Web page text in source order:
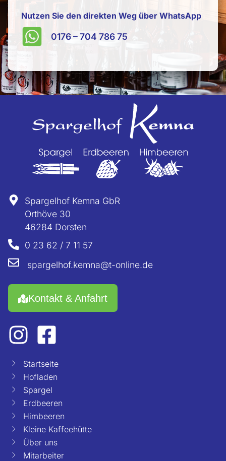
Nutzen Sie den direkten Weg über WhatsApp
0176 – 704 786 75
Spargelhof Kemna GbR
Orthöve 30
46284 Dorsten
0 23 62 / 7 11 57
spargelhof.kemna@t-online.de
Kontakt & Anfahrt
Startseite
Hofladen
Spargel
Erdbeeren
Himbeeren
Kleine Kaffeehütte
Über uns
Mitarbeiter